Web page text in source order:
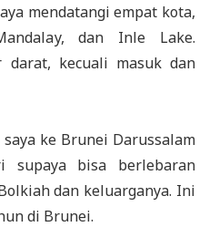
mendatangi empat kota,
dan Inle Lake.
darat, kecuali masuk dan
ke Brunei Darussalam
supaya bisa berlebaran
dan keluarganya. Ini
di Brunei.